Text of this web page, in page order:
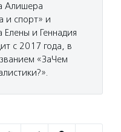
Алишера
и спорт» и
Елены и Геннадия
с 2017 года, в
«ЗаЧем